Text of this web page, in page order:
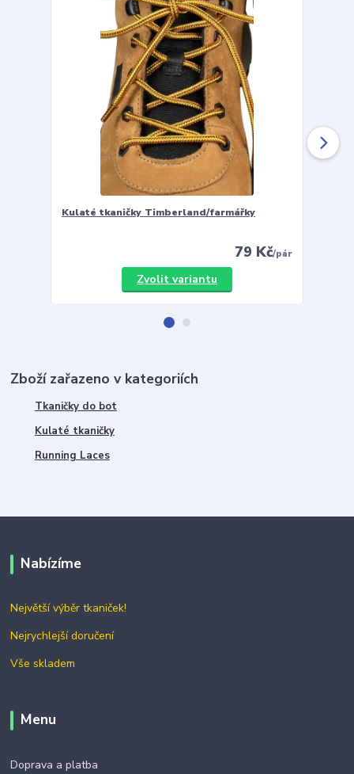
Kulaté tkaničky Timberland/farmářky
79 Kč/pár
Zvolit variantu
Zboží zařazeno v kategoriích
Tkaničky do bot
Kulaté tkaničky
Running Laces
Nabízíme
Největší výběr tkaniček!
Nejrychlejší doručení
Vše skladem
Menu
Doprava a platba